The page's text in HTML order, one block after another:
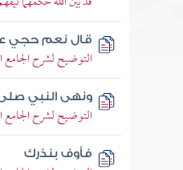
قال نعم حجي
التوضيح لشرح
ونهى النبي
التوضيح لشرح
فأوف بنذرك